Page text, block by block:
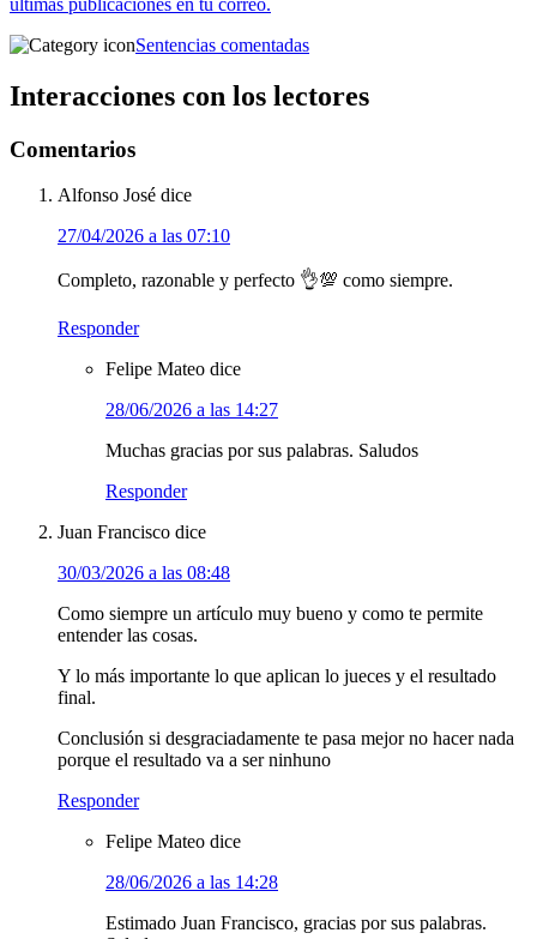
Sentencias comentadas
Interacciones con los lectores
Comentarios
Alfonso José dice
27/04/2026 a las 07:10
Completo, razonable y perfecto 👌💯 como siempre.
Responder
Felipe Mateo dice
28/06/2026 a las 14:27
Muchas gracias por sus palabras. Saludos
Responder
Juan Francisco dice
30/03/2026 a las 08:48
Como siempre un artículo muy bueno y como te permite
entender las cosas.
Y lo más importante lo que aplican lo jueces y el resultado
final.
Conclusión si desgraciadamente te pasa mejor no hacer nada
porque el resultado va a ser ninhuno
Responder
Felipe Mateo dice
28/06/2026 a las 14:28
Estimado Juan Francisco, gracias por sus palabras.